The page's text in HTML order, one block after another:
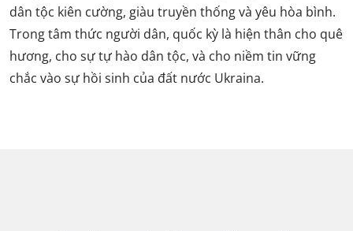
dân tộc kiên cường, giàu truyền thống và yêu hòa bình.
Trong tâm thức người dân, quốc kỳ là hiện thân cho quê
hương, cho sự tự hào dân tộc, và cho niềm tin vững
chắc vào sự hồi sinh của đất nước Ukraina.